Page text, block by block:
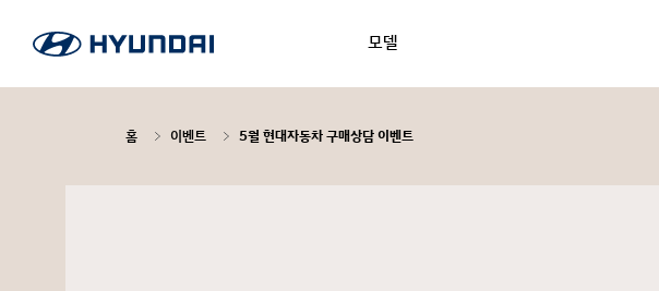
모델
홈 이벤트 5월 현대자동차 구매상담 이벤트